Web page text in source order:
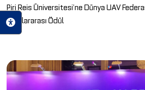
Piri Reis Üniversitesi’ne Dünya UAV
Uluslararası Ödül